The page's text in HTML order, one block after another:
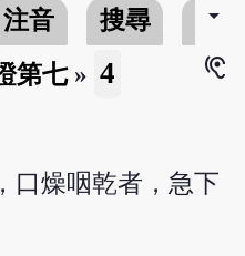
注音 搜尋 書介
arrow_drop_down
第七» 4
hearing
口燥咽乾者，急下